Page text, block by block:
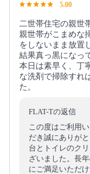
5.00
二世帯住宅の親世
親世帯がこまめな
をしないまま放置
結果真っ黒になっ
本日は素早く、丁
な洗剤で掃除すれ
た。
FLAT-Tの返信
この度はご利用
だき誠にありが
台とトイレのク
ざいました。長
にご満足いただ